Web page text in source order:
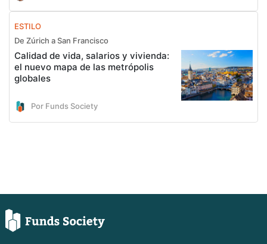
ESTILO
De Zúrich a San Francisco
Calidad de vida, salarios y vivienda:
el nuevo mapa de las metrópolis
globales
Por Funds Society